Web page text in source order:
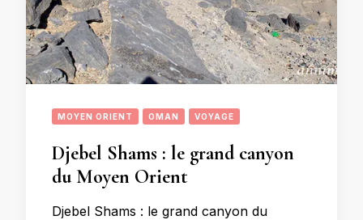
MOYEN ORIENT OMAN VOYAGE
Djebel Shams : le grand canyon
du Moyen Orient
Djebel Shams : le grand canyon du